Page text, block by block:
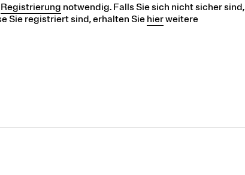
Registrierung notwendig. Falls Sie sich nicht sicher sind,
Sie registriert sind, erhalten Sie hierweitere